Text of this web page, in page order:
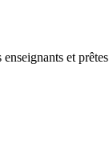
enseignants et prêtes